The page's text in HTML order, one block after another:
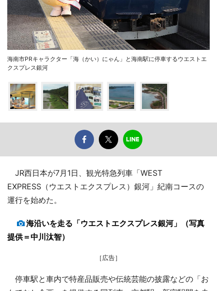
海南市PRキャラクター「海（かい）にゃん」と海南駅に停車するウエストエ
クスプレス銀河
JR西日本が7月1日、観光特急列車「WEST
EXPRESS（ウエストエクスプレス）銀河」紀南コースの
運行を始めた。
海沿いを走る「ウエストエクスプレス銀河」（写真
提供＝中川汰智）
［広告］
停車駅と車内で特産品販売や伝統芸能の披露などの「お